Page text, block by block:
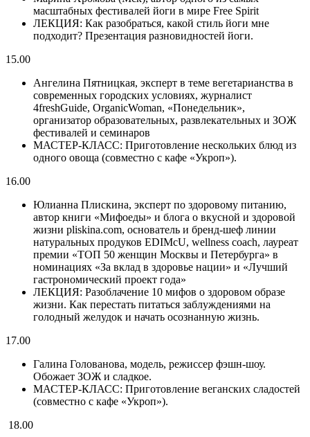
масштабных фестивалей йоги в мире Free Spirit
ЛЕКЦИЯ: Как разобраться, какой стиль йоги мне
подходит? Презентация разновидностей йоги.
15.00
Ангелина Пятницкая, эксперт в теме вегетарианства в
современных городских условиях, журналист
4freshGuide, OrganicWoman, «Понедельник»,
организатор образовательных, развлекательных и ЗОЖ
фестивалей и семинаров
МАСТЕР-КЛАСС: Приготовление нескольких блюд из
одного овоща (совместно с кафе «Укроп»).
16.00
Юлианна Плискина, эксперт по здоровому питанию,
автор книги «Мифоеды» и блога о вкусной и здоровой
жизни pliskina.com, основатель и бренд-шеф линии
натуральных продуков EDIMcU, wellness сoach, лауреат
премии «ТОП 50 женщин Москвы и Петербурга» в
номинациях «За вклад в здоровье нации» и «Лучший
гастрономический проект года»
ЛЕКЦИЯ: Разоблачение 10 мифов о здоровом образе
жизни. Как перестать питаться заблуждениями на
голодный желудок и начать осознанную жизнь.
17.00
Галина Голованова, модель, режиссер фэшн-шоу.
Обожает ЗОЖ и сладкое.
МАСТЕР-КЛАСС: Приготовление веганских сладостей
(совместно с кафе «Укроп»).
18.00